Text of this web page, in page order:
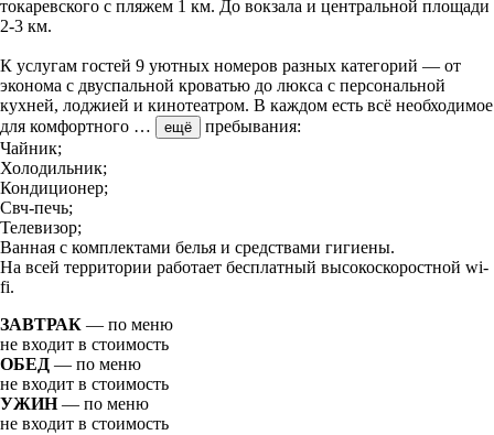
токаревского с пляжем 1 км. До вокзала и центральной площади
2-3 км.
К услугам гостей 9 уютных номеров разных категорий — от
эконома с двуспальной кроватью до люкса с персональной
кухней, лоджией и кинотеатром. В каждом есть всё необходимое
для комфортного … ещё
пребывания:
Чайник;
Холодильник;
Кондиционер;
Свч-печь;
Телевизор;
Ванная с комплектами белья и средствами гигиены.
На всей территории работает бесплатный высокоскоростной wi-
fi.
ЗАВТРАК — по меню
не входит в стоимость
ОБЕД — по меню
не входит в стоимость
УЖИН— по меню
не входит в стоимость